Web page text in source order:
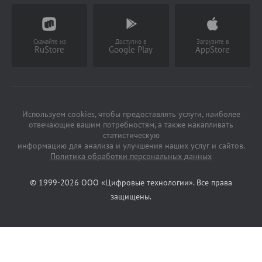
Скачайте из
RuStore
Доступно в
Google Play
Загрузите в
AppStore
Используем cookies, чтобы предоставлять услуги, наиболее
отвечающие вашим потребностям, а также накапливать
статистическую
информацию для анализа и улучшения наших услуг и сайтов.
Политика обработки персональных данных
© 1999-2026 ООО «Цифровые технологии». Все права
защищены.